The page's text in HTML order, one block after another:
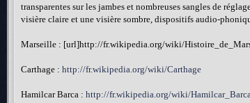
transparentes sur les jambes et nombreuses sangles de
visière claire et une visière sombre, dispositifs audio-
Marseille : [url]http://fr.wikipedia.org/wiki/
Carthage : http://fr.wikipedia.org/wiki/Carthage
Hamilcar Barca : http://fr.wikipedia.org/wiki/Hamilcar_Barca